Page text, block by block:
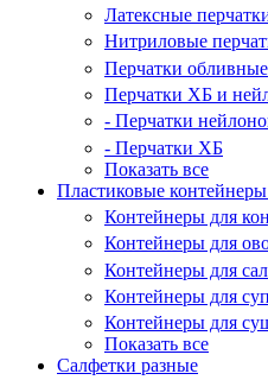
Латексные
Нитриловые
Перчатки обливные
Перчатки ХБ и
- Перчатки
- Перчатки ХБ
Показать все
Пластиковые
Контейнеры для
Контейнеры для
Контейнеры для
Контейнеры для
Контейнеры для
Показать все
Салфетки разные